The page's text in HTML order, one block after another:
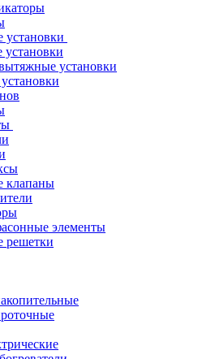
установки
клапаны
элементы
решетки